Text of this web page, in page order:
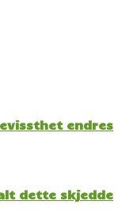
endres
dette skjedde